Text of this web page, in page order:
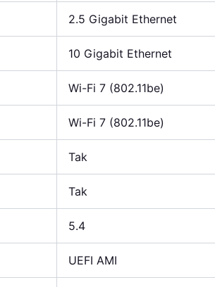
2.5 Gigabit Ethernet
10 Gigabit Ethernet
Wi-Fi 7 (802.11be)
Wi-Fi 7 (802.11be)
Tak
Tak
5.4
UEFI AMI